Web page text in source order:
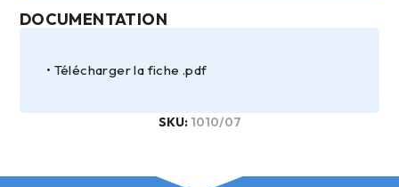
DOCUMENTATION
Télécharger la fiche .pdf
SKU: 1010/07